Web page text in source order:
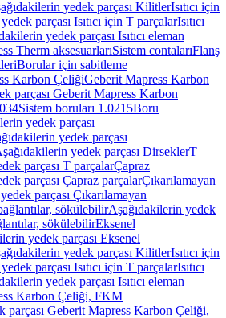
yedek parçası KilitlerIsıtıcı için
parçası Isıtıcı için T parçalarIsıtıcı
yedek parçası Isıtıcı eleman
Therm aksesuarlarıSistem contalarıFlanş
Borular için sabitleme
Karbon ÇeliğiGeberit Mapress Karbon
parçası Geberit Mapress Karbon
Sistem boruları 1.0215Boru
yedek parçası
yedek parçası
yedek parçası DirseklerT
parçası T parçalarÇapraz
parçası Çapraz parçalarÇıkarılamayan
parçası Çıkarılamayan
sökülebilirAşağıdakilerin yedek
sökülebilirEksenel
yedek parçası Eksenel
yedek parçası KilitlerIsıtıcı için
parçası Isıtıcı için T parçalarIsıtıcı
yedek parçası Isıtıcı eleman
Karbon Çeliği, FKM
parçası Geberit Mapress Karbon Çeliği,